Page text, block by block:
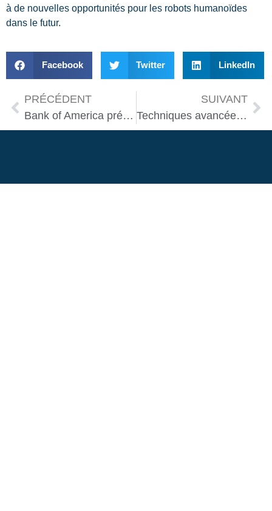
à de nouvelles opportunités pour les robots humanoïdes
dans le futur.
Facebook Twitter LinkedIn
PRÉCÉDENT
Bank of America prévoit 3 milliards de robots humanoïdes d’ici 2060
SUIVANT
Techniques avancées pour maintenir vos robots domestiques en parfait état